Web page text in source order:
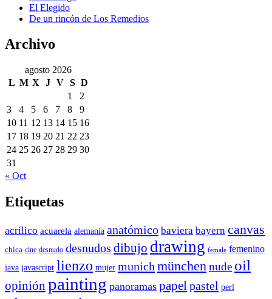
El Elegido
De un rincón de Los Remedios
Archivo
agosto 2026
L M X J V S D
1
2
3
4 5 6 7 8
9
10 11 12 13 14 15 16
17 18 19 20 21 22 23
24 25 26 27 28 29 30
31
« Oct
Etiquetas
acrílico acuarela alemania anatómico baviera bayern canvas
chica cine desnudo desnudos dibujo drawing female femenino
java javascript lienzo mujer munich münchennude oil
opinión painting panoramas papelpastel perl